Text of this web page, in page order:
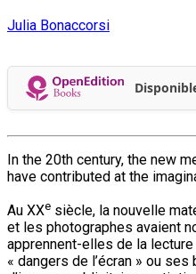
Julia Bonaccorsi
In the 20th century, the new
have contributed at the
Au XXe siècle, la nouvelle
et les photographes avaient
apprennent-elles de la
« dangers de l’écran » ou